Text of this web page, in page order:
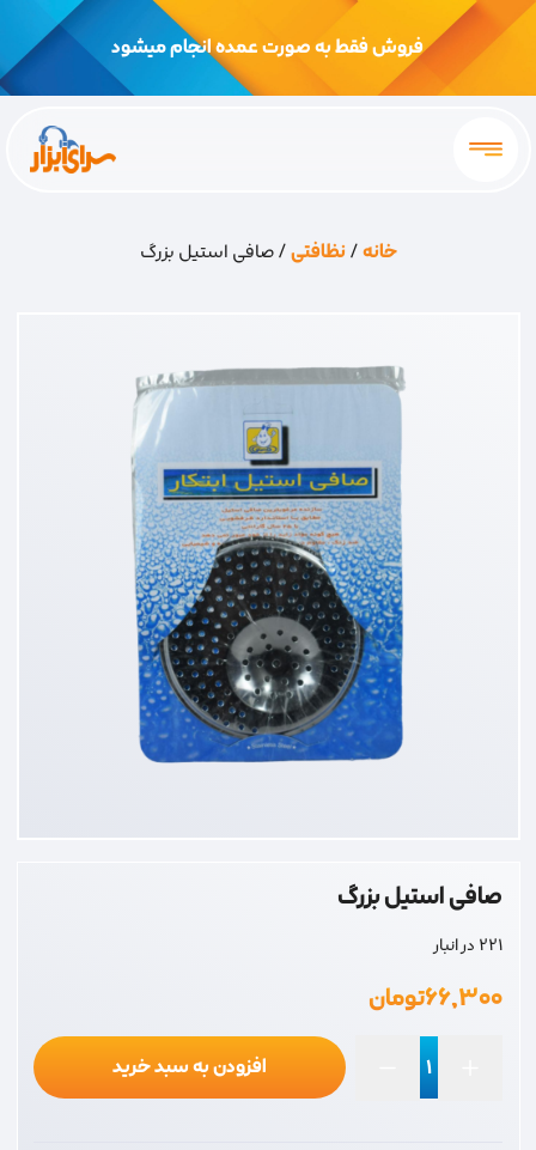
فروش فقط به صورت عمده انجام میشود
خانه/نظافتی/ صافی استیل بزرگ
صافی استیل بزرگ
221 در انبار
۶۶,۳۰۰تومان
افزودن به سبد خرید